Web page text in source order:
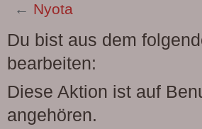
← Nyota
Du bist aus dem
bearbeiten:
Diese Aktion ist auf
angehören.